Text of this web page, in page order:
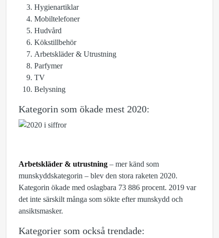
Hygienartiklar
Mobiltelefoner
Hudvård
Kökstillbehör
Arbetskläder & Utrustning
Parfymer
TV
Belysning
Kategorin som ökade mest 2020:
Arbetskläder & utrustning – mer känd som
munskyddskategorin – blev den stora raketen 2020.
Kategorin ökade med oslagbara 73 886 procent. 2019 var
det inte särskilt många som sökte efter munskydd och
ansiktsmasker.
Kategorier som också trendade: